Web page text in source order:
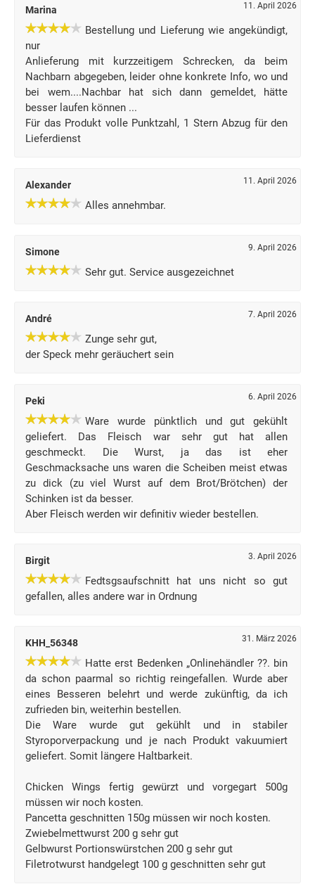
Marina 11. April 2026
Bestellung und Lieferung wie angekündigt,
nur
Anlieferung mit kurzzeitigem Schrecken, da beim
Nachbarn abgegeben, leider ohne konkrete Info, wo und
bei wem....Nachbar hat sich dann gemeldet, hätte
besser laufen können ...
Für das Produkt volle Punktzahl, 1 Stern Abzug für den
Lieferdienst
Alexander 11. April 2026
Alles annehmbar.
Simone 9. April 2026
Sehr gut. Service ausgezeichnet
André 7. April 2026
Zunge sehr gut,
der Speck mehr geräuchert sein
Peki 6. April 2026
Ware wurde pünktlich und gut gekühlt
geliefert. Das Fleisch war sehr gut hat allen
geschmeckt. Die Wurst, ja das ist eher
Geschmacksache uns waren die Scheiben meist etwas
zu dick (zu viel Wurst auf dem Brot/Brötchen) der
Schinken ist da besser.
Aber Fleisch werden wir definitiv wieder bestellen.
Birgit 3. April 2026
Fedtsgsaufschnitt hat uns nicht so gut
gefallen, alles andere war in Ordnung
KHH_56348 31. März 2026
Hatte erst Bedenken „Onlinehändler ??. bin
da schon paarmal so richtig reingefallen. Wurde aber
eines Besseren belehrt und werde zukünftig, da ich
zufrieden bin, weiterhin bestellen.
Die Ware wurde gut gekühlt und in stabiler
Styroporverpackung und je nach Produkt vakuumiert
geliefert. Somit längere Haltbarkeit.
Chicken Wings fertig gewürzt und vorgegart 500g
müssen wir noch kosten.
Pancetta geschnitten 150g müssen wir noch kosten.
Zwiebelmettwurst 200 g sehr gut
Gelbwurst Portionswürstchen 200 g sehr gut
Filetrotwurst handgelegt 100 g geschnitten sehr gut